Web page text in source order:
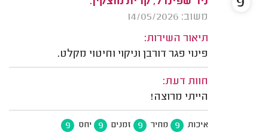
משוב: 14/05/2026
תיאור השירות:
פינוי פגר דורבן וניקוי וחיטוי מקלט.
חוות דעת:
הייתי מרוצה!
איכות 9 מחיר 9 זמנים 9 יחס 9